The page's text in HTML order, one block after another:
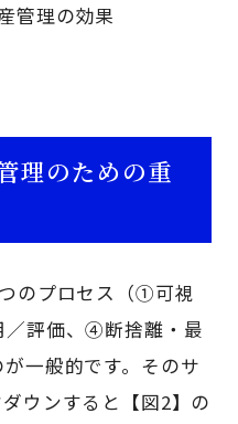
管理の効果
理のための重
のプロセス（①可視
評価、④断捨離・最
一般的です。そのサ
ウンすると【図2】の